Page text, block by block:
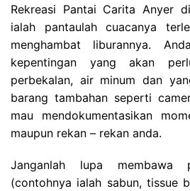
Rekreasi Pantai Carita Anyer
ialah pantaulah cuacanya
menghambat liburannya.
kepentingan yang akan
perbekalan, air minum dan
barang tambahan seperti
mau mendokumentasikan
maupun rekan – rekan anda.
Janganlah lupa membawa
(contohnya ialah sabun, tissue